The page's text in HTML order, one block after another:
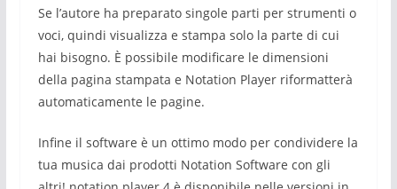
Se l’autore ha preparato singole parti per strumenti o
voci, quindi visualizza e stampa solo la parte di cui
hai bisogno. È possibile modificare le dimensioni
della pagina stampata e Notation Player riformatterà
automaticamente le pagine.
Infine il software è un ottimo modo per condividere la
tua musica dai prodotti Notation Software con gli